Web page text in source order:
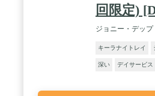
回限定)
ジョニー・デップ
キーラナイトレイ
深い デイサービス